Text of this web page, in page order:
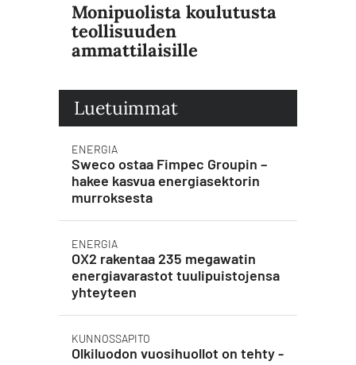
Monipuolista koulutusta
teollisuuden
ammattilaisille
Luetuimmat
ENERGIA
Sweco ostaa Fimpec Groupin –
hakee kasvua energiasektorin
murroksesta
ENERGIA
OX2 rakentaa 235 megawatin
energiavarastot tuulipuistojensa
yhteyteen
KUNNOSSAPITO
Olkiluodon vuosihuollot on tehty -